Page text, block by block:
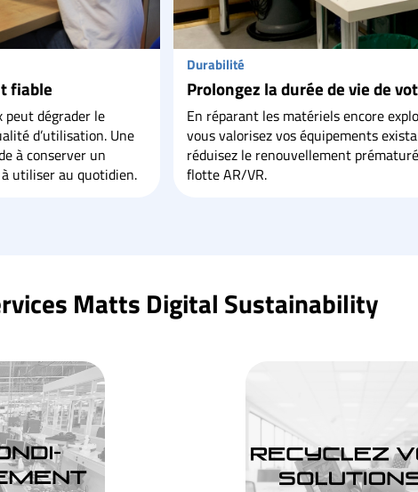
fiable
peut dégrader le
d’utilisation. Une
à conserver un
utiliser au quotidien.
Durabilité
Prolongez la durée de vie de
En réparant les matériels encore
vous valorisez vos équipements
réduisez le renouvellement
flotte AR/VR.
Matts Digital Sustainability